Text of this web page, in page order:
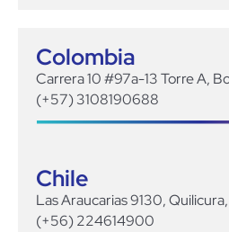
Colombia
Carrera 10 #97a-13 Torre A,
(+57) 3108190688
Chile
Las Araucarias 9130,
(+56) 224614900